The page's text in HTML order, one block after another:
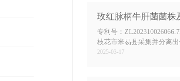
玫红脉柄牛肝菌菌株
专利号：
枝花市米易县采集并分离
长快、整齐，分泌物少不
2025-03-17